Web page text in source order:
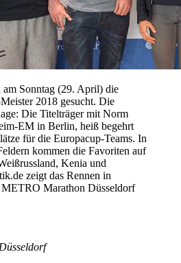
Sonntag (29. April) die
2018 gesucht. Die
Die Titelträger mit Norm
EM in Berlin, heiß begehrt
für die Europacup-Teams. In
kommen die Favoriten auf
Kenia und
zeigt das Rennen in
Marathon Düsseldorf